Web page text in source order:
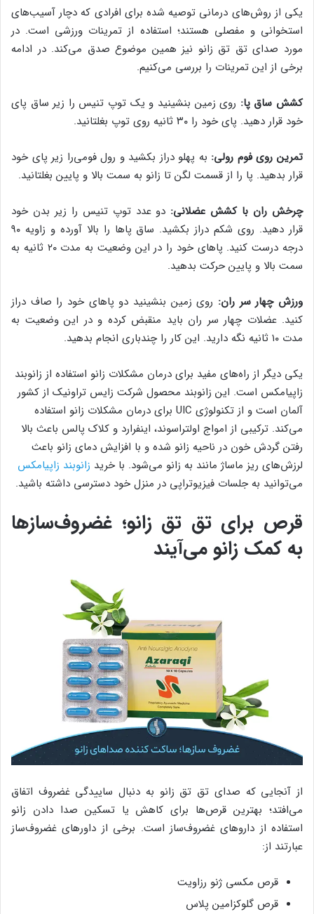
یکی از روش‌های درمانی توصیه شده برای افرادی که دچار آسیب‌های
استخوانی و مفصلی هستند؛ استفاده از تمرینات ورزشی است. در
مورد صدای تق تق زانو نیز همین موضوع صدق می‌کند. در ادامه
برخی از این تمرینات را بررسی می‌کنیم.
کشش ساق پا: روی زمین بنشینید و یک توپ تنیس را زیر ساق پای
خود قرار دهید. پای خود را ۳۰ ثانیه روی توپ بغلتانید.
تمرین روی فوم رولی: به پهلو دراز بکشید و رول فومی‌را زیر پای خود
قرار بدهید. پا را از قسمت لگن تا زانو به سمت بالا و پایین بغلتانید.
چرخش ران با کشش عضلانی: دو عدد توپ تنیس را زیر بدن خود
قرار دهید. روی شکم دراز بکشید. ساق پاها را بالا آورده و زاویه ۹۰
درجه درست کنید. پاهای خود را در این وضعیت به مدت ۲۰ ثانیه به
سمت بالا و پایین حرکت بدهید.
ورزش چهار سر ران: روی زمین بنشینید دو پاهای خود را صاف دراز
کنید. عضلات چهار سر ران باید منقبض کرده و در این وضعیت به
مدت ۱۰ ثانیه نگه دارید. این کار را چندباری انجام بدهید.
یکی دیگر از راه‌های مفید برای درمان مشکلات زانو استفاده از زانوبند
زاپیامکس است. این زانوبند محصول شرکت زایس تراونیک از کشور
آلمان است و از تکنولوژی UIC برای درمان مشکلات زانو استفاده
می‌کند. ترکیبی از امواج اولتراسوند، اینفرارد و کلاک پالس باعث بالا
رفتن گردش خون در ناحیه زانو شده و با افزایش دمای زانو باعث
لرزش‌های ریز ماساژ مانند به زانو می‌شود. با خرید زانوبند زاپیامکس
می‌توانید به جلسات فیزیوتراپی در منزل خود دسترسی داشته باشید.
قرص برای تق تق زانو؛ غضروف‌سازها
به کمک زانو می‌آیند
از آنجایی که صدای تق تق زانو به دنبال ساییدگی غضروف اتفاق
می‌افتد؛ بهترین قرص‌ها برای کاهش یا تسکین صدا دادن زانو
استفاده از داروهای غضروف‌‎ساز است. برخی از داورهای غضروف‌ساز
عبارتند از:
قرص مکسی ژنو رزاویت
قرص گلوکزامین پلاس